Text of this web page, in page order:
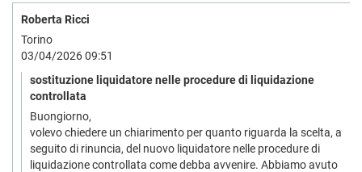
Roberta Ricci
Torino
03/04/2026 09:51
sostituzione liquidatore nelle procedure di liquidazione
controllata
Buongiorno,
volevo chiedere un chiarimento per quanto riguarda la scelta, a
seguito di rinuncia, del nuovo liquidatore nelle procedure di
liquidazione controllata come debba avvenire. Abbiamo avuto